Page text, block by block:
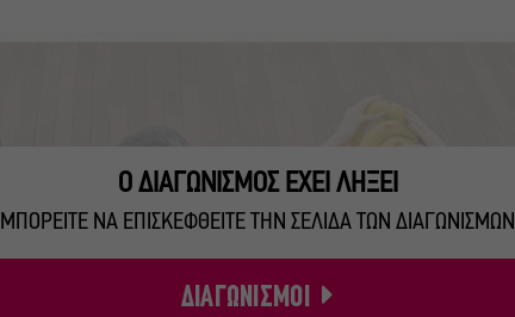
Ο ΔΙΑΓΩΝΙΣΜΟΣ ΕΧΕΙ ΛΗΞΕΙ
ΜΠΟΡΕΙΤΕ ΝΑ ΕΠΙΣΚΕΦΘΕΙΤΕ ΤΗΝ ΣΕΛΙΔΑ ΤΩΝ ΔΙΑΓΩΝΙΣΜΩΝ
ΔΙΑΓΩΝΙΣΜΟΙ